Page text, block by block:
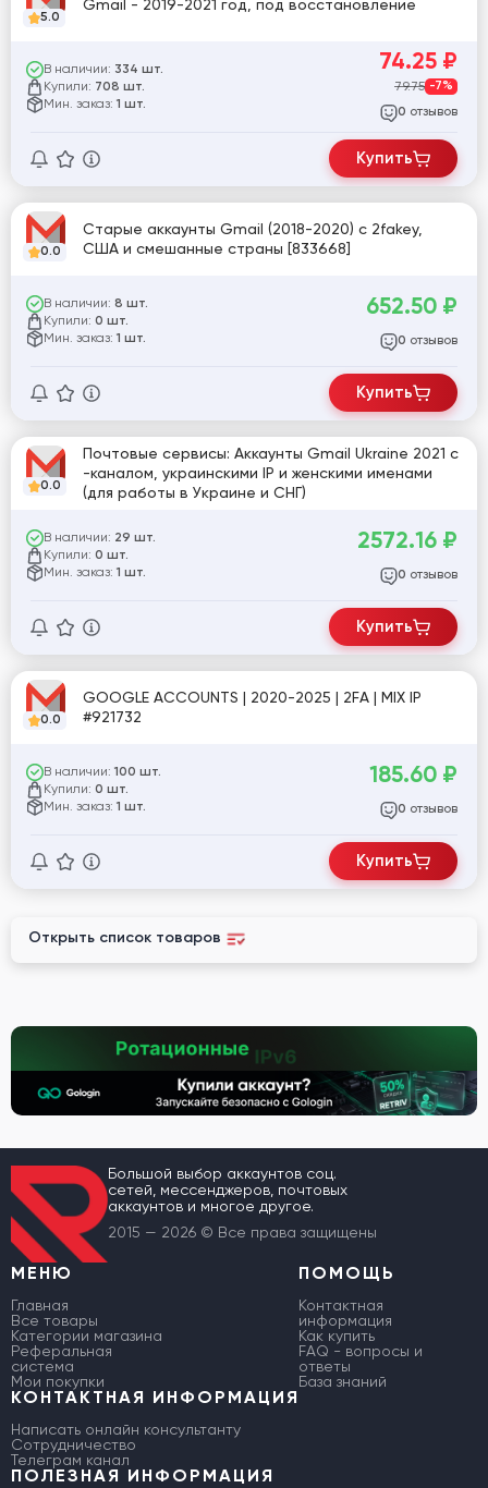
5.0
Gmail - 2019-2021 год, под восстановление
В наличии: 334 шт.
Купили: 708 шт.
Мин. заказ: 1 шт.
74.25 ₽
79.75 -7%
0 отзывов
Купить
0.0
Старые аккаунты Gmail (2018-2020) с 2fakey,
США и смешанные страны [833668]
В наличии: 8 шт.
Купили: 0 шт.
Мин. заказ: 1 шт.
652.50 ₽
0 отзывов
Купить
0.0
Почтовые сервисы: Аккаунты Gmail Ukraine 2021 с
-каналом, украинскими IP и женскими именами
(для работы в Украине и СНГ)
В наличии: 29 шт.
Купили: 0 шт.
Мин. заказ: 1 шт.
2572.16 ₽
0 отзывов
Купить
0.0
GOOGLE ACCOUNTS | 2020-2025 | 2FA | MIX IP
#921732
В наличии: 100 шт.
Купили: 0 шт.
Мин. заказ: 1 шт.
185.60 ₽
0 отзывов
Купить
Открыть список товаров
Большой выбор аккаунтов соц.
сетей, мессенджеров, почтовых
аккаунтов и многое другое.
2015 — 2026 © Все права защищены
МЕНЮ
Главная
Все товары
Категории магазина
Реферальная
система
Мои покупки
ПОМОЩЬ
Контактная
информация
Как купить
FAQ - вопросы и
ответы
База знаний
КОНТАКТНАЯ ИНФОРМАЦИЯ
Написать онлайн консультанту
Сотрудничество
Телеграм канал
ПОЛЕЗНАЯ ИНФОРМАЦИЯ